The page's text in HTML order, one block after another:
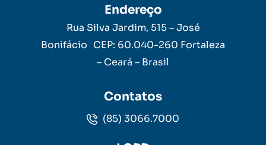
Endereço
Rua Silva Jardim, 515 – José
Bonifácio CEP: 60.040-260 Fortaleza
– Ceará – Brasil
Contatos
(85) 3066.7000